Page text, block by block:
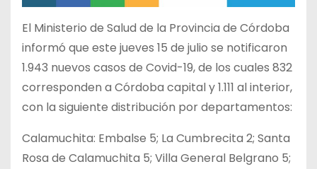
El Ministerio de Salud de la Provincia de Córdoba
informó que este jueves 15 de julio se notificaron
1.943 nuevos casos de Covid-19, de los cuales 832
corresponden a Córdoba capital y 1.111 al interior,
con la siguiente distribución por departamentos:
Calamuchita: Embalse 5; La Cumbrecita 2; Santa
Rosa de Calamuchita 5; Villa General Belgrano 5;